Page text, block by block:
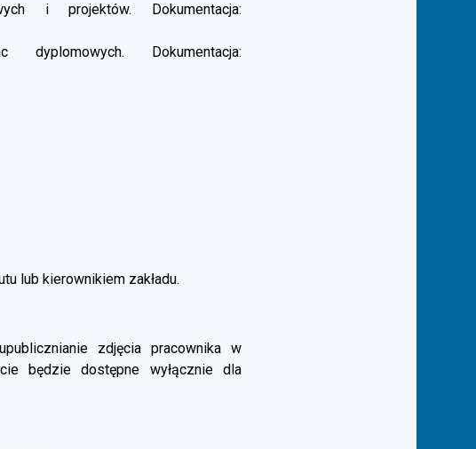
i projektów. Dokumentacja:
Dokumentacja:
lub kierownikiem zakładu.
zdjęcia pracownika w
będzie dostępne wyłącznie dla